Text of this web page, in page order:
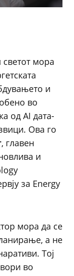
мора
и
во
од AI дата-
Ова го
, главен
и
за Energy
мора да се
а не
Тој
во